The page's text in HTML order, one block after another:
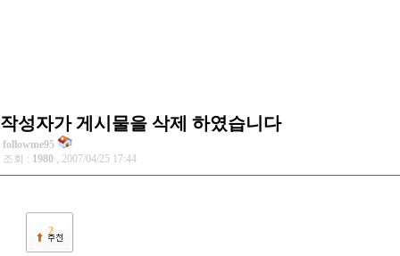
작성자가 게시물을 삭제 하였습니다
followme95
조회 : 1980 , 2007/04/25 17:44
2